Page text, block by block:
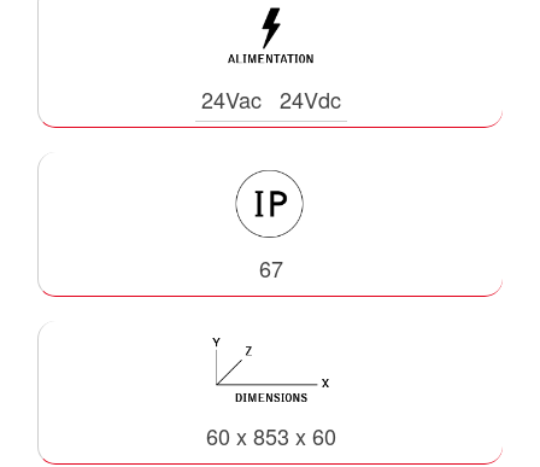
24Vac 24Vdc
67
60 x 853 x 60